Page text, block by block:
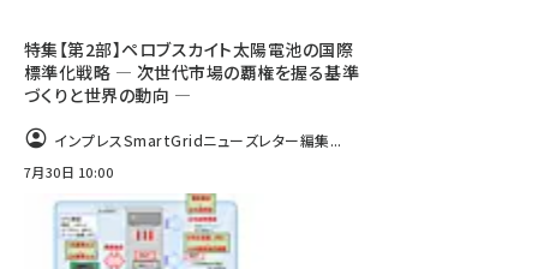
特集【第2部】ペロブスカイト太陽電池の国際
標準化戦略 ― 次世代市場の覇権を握る基準
づくりと世界の動向 ―
インプレスSmartGridニューズレター編集...
7月30日 10:00